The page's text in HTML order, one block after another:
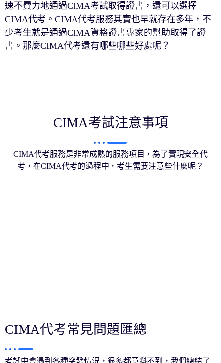
速不費力地通過CIMA考試取得證書，還可以選擇
CIMA代考。CIMA代考服務其實也早就存在多年，不
少考生就是通過CIMA資格證書專家的幫助取得了證
書。那麼CIMA代考還有哪些哪些好處呢？
CIMA考試注意事項
CIMA代考服務是非常成熟的服務項目，為了實現安全代
考，在CIMA代考的過程中，考生需要注意些什麼呢？
CIMA代考常見問題匯總
考試中會遇到各種突發情況，很多都意料不到，我們總結了